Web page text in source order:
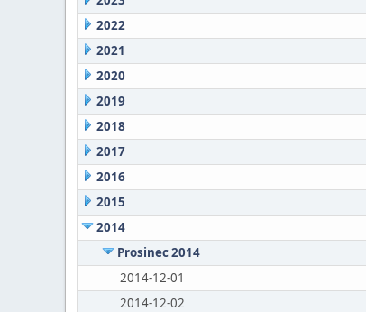
2022
2021
2020
2019
2018
2017
2016
2015
2014
Prosinec 2014
2014-12-01
2014-12-02